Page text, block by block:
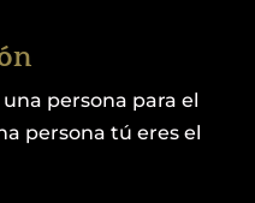
persona para el
persona tú eres el